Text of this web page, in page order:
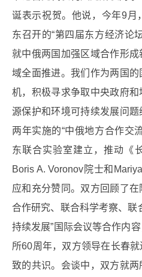
诞表示祝贺。他说，今年9月
东召开的“第四届东方经济论
就中俄两国加强区域合作形
域全面推进。我们作为两国
机，积极寻求争取中央政府
源保护和环境可持续发展问
两年实施的“中俄地方合作交
东联合实验室建立，推动《
Boris A. Voronov院士和
应和充分赞同。双方回顾了
合作研究、联合科学考察、联
持续发展”国际会议等合作内
所60周年，双方领导在长春
致的共识。会谈中，双方就